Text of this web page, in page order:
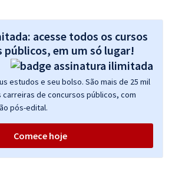
acesse todos os cursos
públicos, em um só lugar!
estudos e seu bolso. São mais de 25 mil
de concursos públicos, com
pós-edital.
Comece hoje